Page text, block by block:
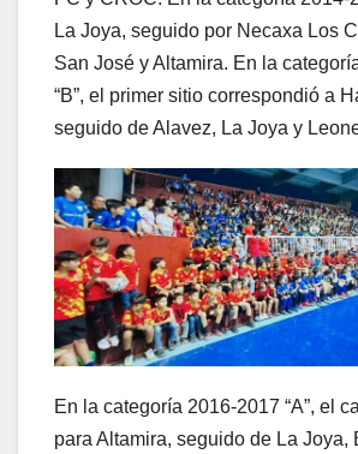
La Joya, seguido por Necaxa Los
San José y Altamira. En la
“B”, el primer sitio correspondió a
seguido de Alavez, La Joya y
En la categoría 2016-2017 “A”, el
para Altamira, seguido de La Joya,